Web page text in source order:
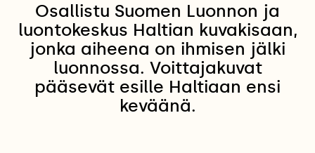
Osallistu Suomen Luonnon ja
luontokeskus Haltian kuvakisaan,
jonka aiheena on ihmisen jälki
luonnossa. Voittajakuvat
pääsevät esille Haltiaan ensi
keväänä.